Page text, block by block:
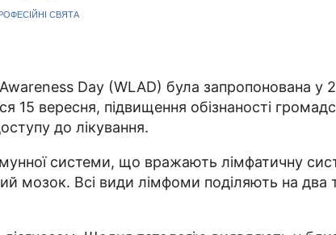
СВЯТА
Day (WLAD) була запропонована
15 вересня, підвищення обізнаності
до лікування.
системи, що вражають лімфатичну
мозок. Всі види лімфоми поділяють на